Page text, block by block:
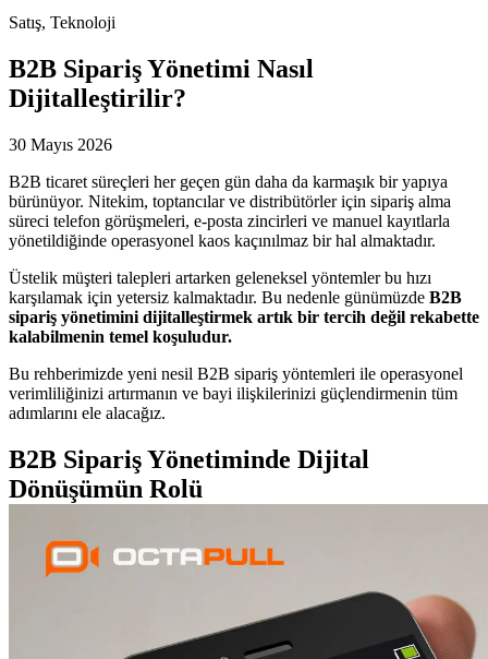
Satış, Teknoloji
B2B Sipariş Yönetimi Nasıl
Dijitalleştirilir?
30 Mayıs 2026
B2B ticaret süreçleri her geçen gün daha da karmaşık bir yapıya
bürünüyor. Nitekim, toptancılar ve distribütörler için sipariş alma
süreci telefon görüşmeleri, e-posta zincirleri ve manuel kayıtlarla
yönetildiğinde operasyonel kaos kaçınılmaz bir hal almaktadır.
Üstelik müşteri talepleri artarken geleneksel yöntemler bu hızı
karşılamak için yetersiz kalmaktadır. Bu nedenle günümüzde B2B
sipariş yönetimini dijitalleştirmek artık bir tercih değil rekabette
kalabilmenin temel koşuludur.
Bu rehberimizde yeni nesil B2B sipariş yöntemleri ile operasyonel
verimliliğinizi artırmanın ve bayi ilişkilerinizi güçlendirmenin tüm
adımlarını ele alacağız.
B2B Sipariş Yönetiminde Dijital
Dönüşümün Rolü